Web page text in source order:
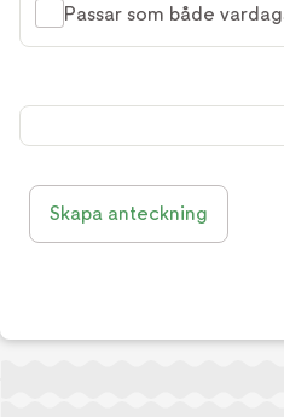
Passar som både
Skapa anteckning